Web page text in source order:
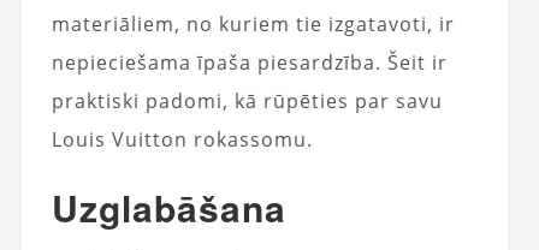
materiāliem, no kuriem tie izgatavoti, ir
nepieciešama īpaša piesardzība. Šeit ir
praktiski padomi, kā rūpēties par savu
Louis Vuitton rokassomu.
Uzglabāšana